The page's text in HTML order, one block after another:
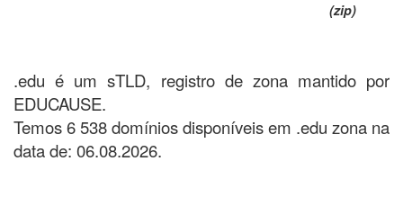
(zip)
.edu é um sTLD, registro de zona mantido por
EDUCAUSE.
Temos 6 538 domínios disponíveis em .edu zona na
data de: 06.08.2026.